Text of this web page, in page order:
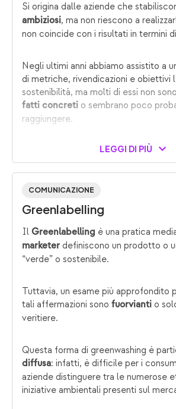
Si origina dalle aziende che
ambiziosi, ma non riescono a
non coincide con i risultati in termini
Negli ultimi anni abbiamo assistito a
di metriche, rivendicazioni e obiettivi
sostenibilità, ma molti di essi non
fatti concreti o sembrano poco
raggiungere.
LEGGI DI PIÙ
COMUNICAZIONE
Greenlabelling
Il Greenlabelling è una pratica
marketer definiscono un prodotto o
“verde” o sostenibile.
Tuttavia, un esame più approfondito
tali affermazioni sono fuorvianti o
veritiere.
Questa forma di greenwashing è
diffusa: infatti, è difficile per i
aziende distinguere tra le numerose
iniziative ambientali presenti sul